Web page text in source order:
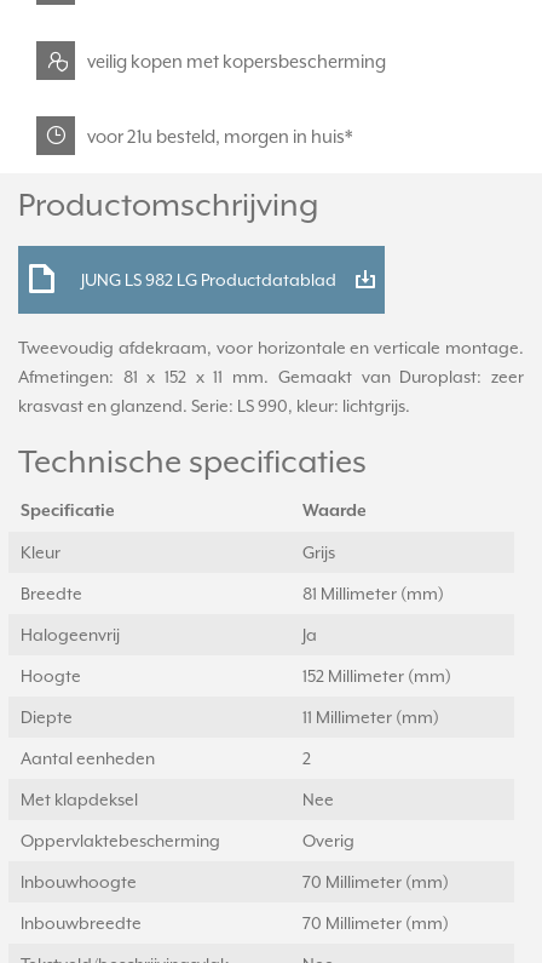
veilig kopen met kopersbescherming
voor 21u besteld, morgen in huis*
Productomschrijving
JUNG LS 982 LG Productdatablad
Tweevoudig afdekraam, voor horizontale en verticale montage.
Afmetingen: 81 x 152 x 11 mm. Gemaakt van Duroplast: zeer
krasvast en glanzend. Serie: LS 990, kleur: lichtgrijs.
Technische specificaties
Specificatie Waarde
Kleur Grijs
Breedte 81 Millimeter (mm)
Halogeenvrij Ja
Hoogte 152 Millimeter (mm)
Diepte 11 Millimeter (mm)
Aantal eenheden 2
Met klapdeksel Nee
Oppervlaktebescherming Overig
Inbouwhoogte 70 Millimeter (mm)
Inbouwbreedte 70 Millimeter (mm)